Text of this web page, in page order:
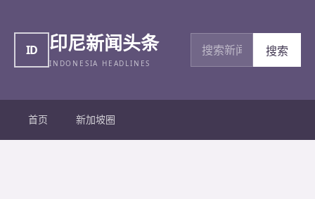
ID 印尼新闻头条
INDONESIA HEADLINES
搜索新闻
搜索
首页 新加坡圈